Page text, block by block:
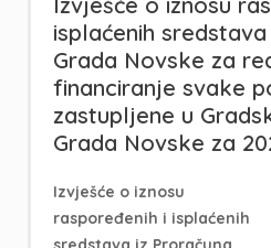
isplaćenih
Grada Novske za
financiranje svake
zastupljene u
Grada Novske za
Izvješće o iznosu
raspoređenih i isplaćenih